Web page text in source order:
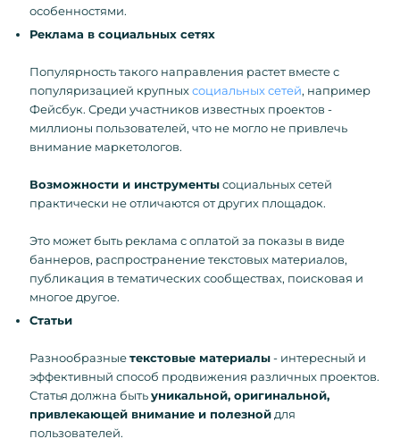
особенностями.
Реклама в социальных сетях
Популярность такого направления растет вместе с
популяризацией крупныхсоциальных сетей, например
Фейсбук. Среди участников известных проектов -
миллионы пользователей, что не могло не привлечь
внимание маркетологов.
Возможности и инструментысоциальных сетей
практически не отличаются от других площадок.
Это может быть реклама с оплатой за показы в виде
баннеров, распространение текстовых материалов,
публикация в тематических сообществах, поисковая и
многое другое.
Статьи
Разнообразныетекстовые материалы- интересный и
эффективный способ продвижения различных проектов.
Статья должна бытьуникальной, оригинальной,
привлекающей внимание и полезнойдля
пользователей.